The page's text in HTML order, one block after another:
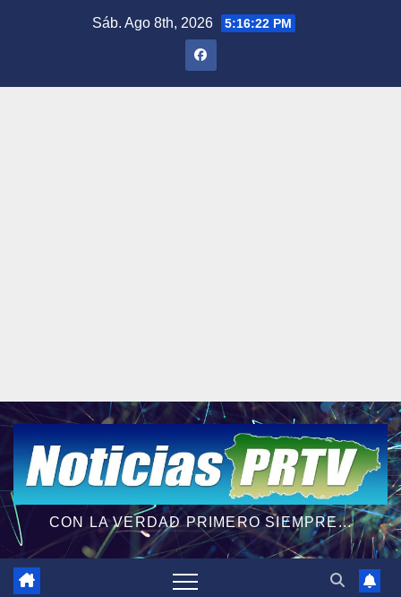
Sáb. Ago 8th, 2026 5:16:23 PM
CON LA VERDAD PRIMERO SIEMPRE...